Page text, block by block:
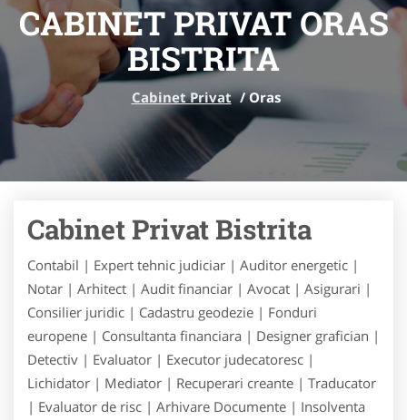
CABINET PRIVAT ORAS
BISTRITA
Cabinet Privat /Oras
Cabinet Privat Bistrita
Contabil | Expert tehnic judiciar | Auditor energetic |
Notar | Arhitect | Audit financiar | Avocat | Asigurari |
Consilier juridic | Cadastru geodezie | Fonduri
europene | Consultanta financiara | Designer grafician |
Detectiv | Evaluator | Executor judecatoresc |
Lichidator | Mediator | Recuperari creante | Traducator
| Evaluator de risc | Arhivare Documente | Insolventa